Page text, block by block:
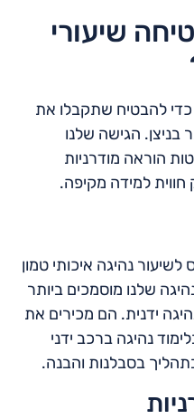
שיעורי
כדי להבטיח שתקבלו את
בניצן. הגישה שלנו
הוראה מודרניות
למידה מקיפה.
נהיגה איכותי טמון
שלנו מוסמכים ביותר
ידנית. הם מכירים את
נהיגה ברכב ידני
בסבלנות והבנה.